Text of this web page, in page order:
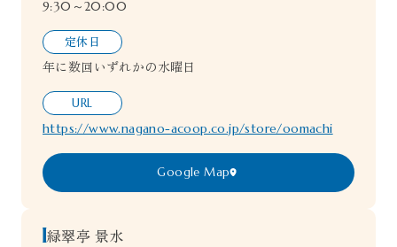
Google Map
9:30～20:00
定休日
年に数回いずれかの水曜日
URL
https://www.nagano-acoop.co.jp/store/oomachi
緑翠亭 景水